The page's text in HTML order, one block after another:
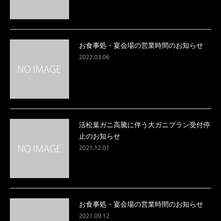
お食事処・宴会場の営業時間のお知らせ
2022.03.06
活松葉ガニ高騰に伴う大ガニプラン受付停
止のお知らせ
2021.12.01
お食事処・宴会場の営業時間のお知らせ
2021.09.12